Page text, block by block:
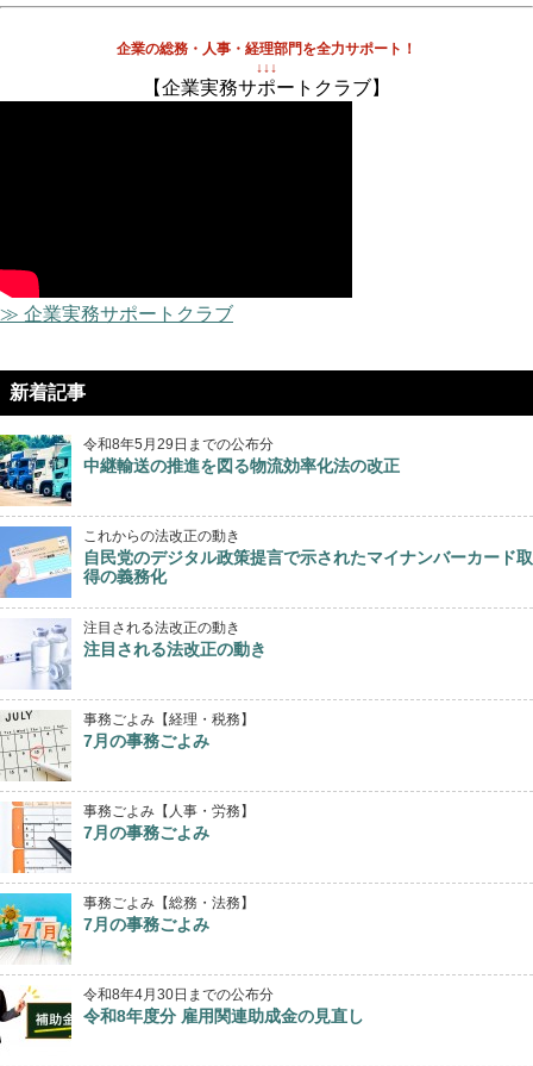
企業の総務・人事・経理部門を全力サポート！
↓↓↓
【企業実務サポートクラブ】
≫ 企業実務サポートクラブ
新着記事
令和8年5月29日までの公布分
中継輸送の推進を図る物流効率化法の改正
これからの法改正の動き
自民党のデジタル政策提言で示されたマイナンバーカード取
得の義務化
注目される法改正の動き
注目される法改正の動き
事務ごよみ【経理・税務】
7月の事務ごよみ
事務ごよみ【人事・労務】
7月の事務ごよみ
事務ごよみ【総務・法務】
7月の事務ごよみ
令和8年4月30日までの公布分
令和8年度分 雇用関連助成金の見直し